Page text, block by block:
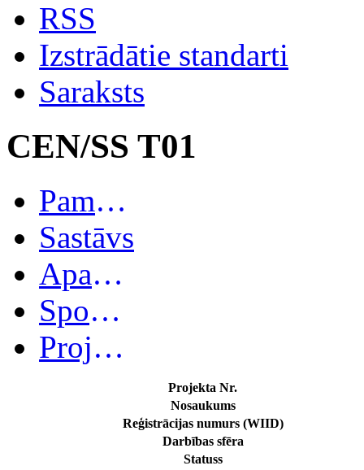
RSS
Izstrādātie standarti
Saraksts
CEN/SS T01
Pamatinformācija
Sastāvs
Apakškomitejas
Spoguļkomitejas
Projekti
Projekta Nr.
Nosaukums
Reģistrācijas numurs (WIID)
Darbības sfēra
Statuss